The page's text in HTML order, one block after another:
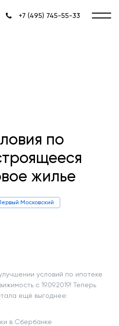
+7 (495) 745-55-33
по
жилье
Московский
условий по ипотеке
с 19.09.2019! Теперь
ещё выгоднее:
в Сбербанке